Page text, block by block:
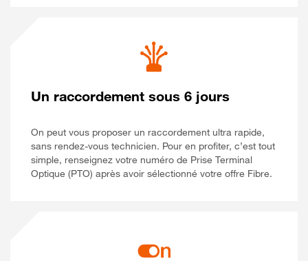
Un raccordement sous 6 jours
On peut vous proposer un raccordement ultra rapide,
sans rendez-vous technicien. Pour en profiter, c’est tout
simple, renseignez votre numéro de Prise Terminal
Optique (PTO) après avoir sélectionné votre offre Fibre.